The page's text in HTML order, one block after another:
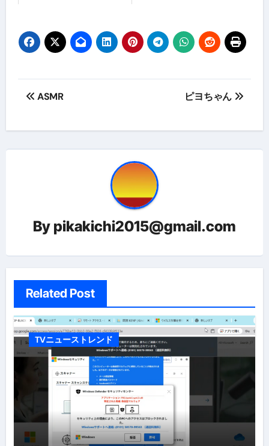
投
シ
ョ
ン
ASMR ピヨちゃん
By pikakichi2015@gmail.com
Related Post
TVニューストレンド